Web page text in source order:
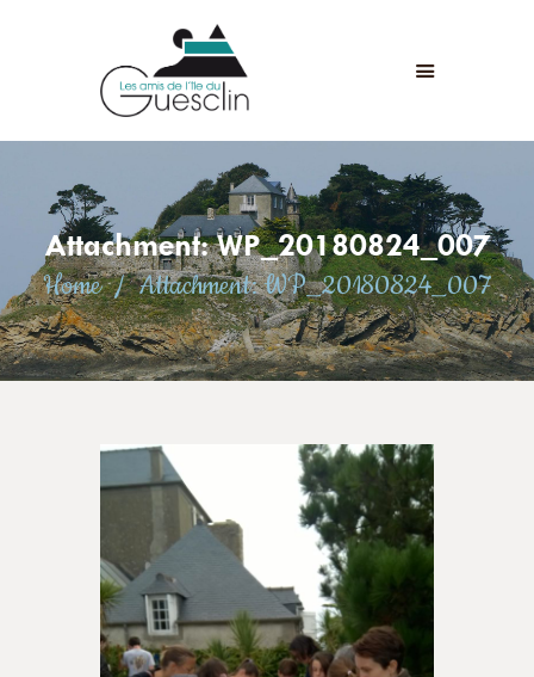
Attachment: WP_20180824_007
Home
Attachment: WP_20180824_007
LES AMIS DE L'ÎLE DU GUESCLIN
LE FORT ET L’ÎLE
ASSOCIATION
ADHÉSION
ANIMATIONS
ACTUALITÉS
CONTACT